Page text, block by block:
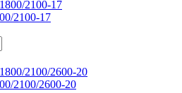
2100-17
2100/2600-20